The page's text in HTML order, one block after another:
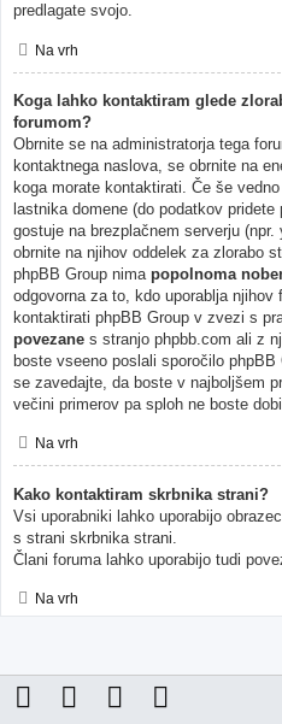
predlagate svojo.
Na vrh
Koga lahko kontaktiram glede
forumom?
Obrnite se na administratorja tega
kontaktnega naslova, se obrnite na
koga morate kontaktirati. Če še
lastnika domene (do podatkov pridete
gostuje na brezplačnem serverju
obrnite na njihov oddelek za zlorabo
phpBB Group nima popolnoma
odgovorna za to, kdo uporablja
kontaktirati phpBB Group v zvezi s
povezane s stranjo phpbb.com ali z
boste vseeno poslali sporočilo phpBB
se zavedajte, da boste v najboljšem
večini primerov pa sploh ne boste
Na vrh
Kako kontaktiram skrbnika strani?
Vsi uporabniki lahko uporabijo
s strani skrbnika strani.
Člani foruma lahko uporabijo tudi
Na vrh